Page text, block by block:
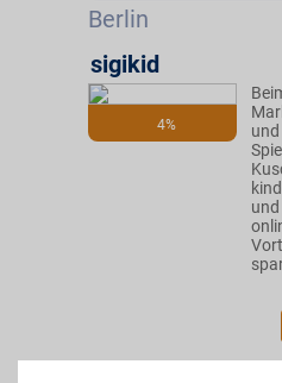
Login
☎ 0800 - 279 25 82
Berlin
4%
sigikid